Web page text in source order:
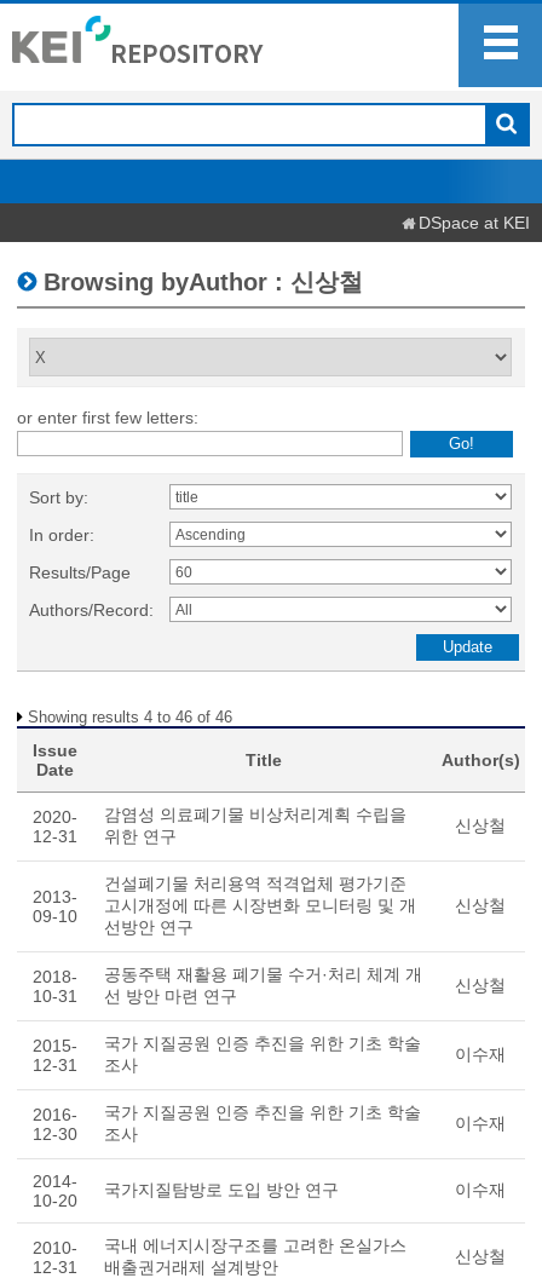
DSpace at KEI
Browsing byAuthor : 신상철
or enter first few letters:
Sort by:
In order:
Results/Page
Authors/Record:
Showing results 4 to 46 of 46
Issue
Date
Title Author(s)
2020-
12-31
감염성 의료폐기물 비상처리계획 수립을
위한 연구
신상철
2013-
09-10
건설폐기물 처리용역 적격업체 평가기준
고시개정에 따른 시장변화 모니터링 및 개
선방안 연구
신상철
2018-
10-31
공동주택 재활용 폐기물 수거·처리 체계 개
선 방안 마련 연구
신상철
2015-
12-31
국가 지질공원 인증 추진을 위한 기초 학술
조사
이수재
2016-
12-30
국가 지질공원 인증 추진을 위한 기초 학술
조사
이수재
2014-
10-20
국가지질탐방로 도입 방안 연구 이수재
2010-
12-31
국내 에너지시장구조를 고려한 온실가스
배출권거래제 설계방안
신상철